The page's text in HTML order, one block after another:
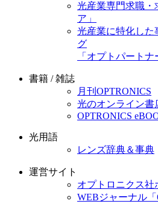
光産業専門求職・
ア」
光産業に特化した
グ
「オプトパートナ
書籍 / 雑誌
月刊OPTRONICS
光のオンライン書
OPTRONICS
光用語
レンズ辞典＆事典
運営サイト
オプトロニクス社
WEBジャーナル「